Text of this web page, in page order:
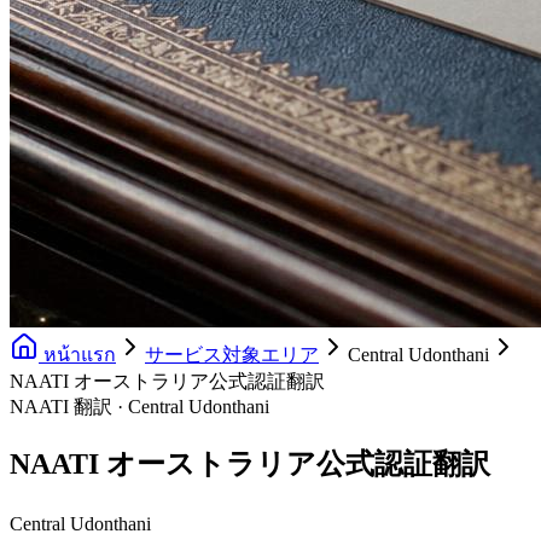
หน้าแรก サービス対象エリア
Central Udonthani
NAATI オーストラリア公式認証翻訳
NAATI 翻訳 · Central Udonthani
NAATI オーストラリア公式認証翻訳
Central Udonthani